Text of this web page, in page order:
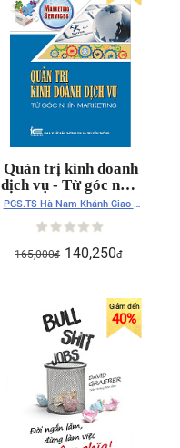
Quản trị kinh doanh
dịch vụ - Từ góc nhìn
marketing
PGS.TS Hà Nam Khánh Giao -
TS Ao Thu Hoài - ThS. Phạm
Quang Vinh
165,000đ 140,250đ
40%